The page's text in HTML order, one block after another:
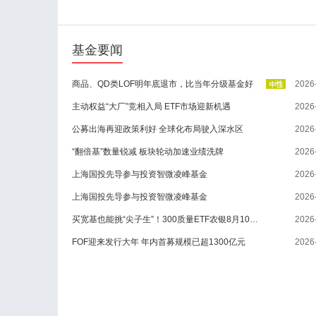
基金要闻
商品、QD类LOF明年底退市，比当年分级基金好
主动权益“大厂”竞相入局 ETF市场迎新机遇
公募出海再迎政策利好 全球化布局驶入深水区
“翻倍基”数量锐减 板块轮动加速业绩洗牌
上海国投先导参与投资智微凌峰基金
上海国投先导参与投资智微凌峰基金
买宽基也能挑“尖子生”！300质量ETF农银8月10日起正式发行
FOF迎来发行大年 年内首募规模已超1300亿元